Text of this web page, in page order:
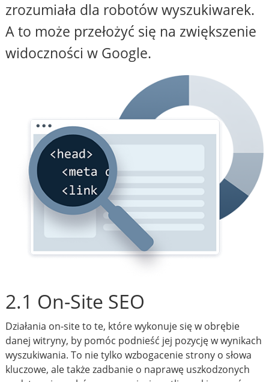
zrozumiała dla robotów wyszukiwarek.
A to może przełożyć się na zwiększenie
widoczności w Google.
2.1 On-Site SEO
Działania on-site to te, które wykonuje się w obrębie
danej witryny, by pomóc podnieść jej pozycję w wynikach
wyszukiwania. To nie tylko wzbogacenie strony o słowa
kluczowe, ale także zadbanie o naprawę uszkodzonych